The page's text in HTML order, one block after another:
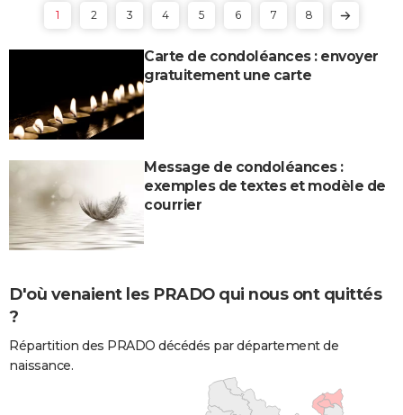
1 2 3 4 5 6 7 8
Carte de condoléances : envoyer
gratuitement une carte
Message de condoléances :
exemples de textes et modèle de
courrier
D'où venaient les PRADO qui nous ont quittés
?
Répartition des PRADO décédés par département de
naissance.